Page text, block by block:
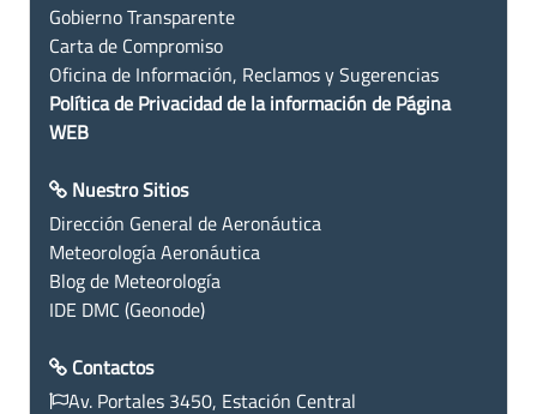
Gobierno Transparente
Carta de Compromiso
Oficina de Información, Reclamos y Sugerencias
Política de Privacidad de la información de Página
WEB
Nuestro Sitios
Dirección General de Aeronáutica
Meteorología Aeronáutica
Blog de Meteorología
IDE DMC (Geonode)
Contactos
Av. Portales 3450, Estación Central